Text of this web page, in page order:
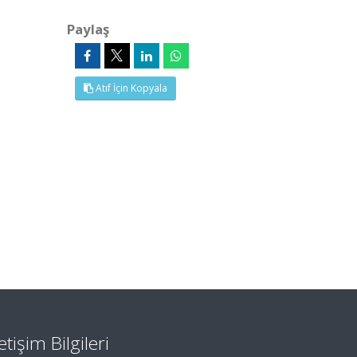
Paylaş
Atıf İçin Kopyala
Bilgileri